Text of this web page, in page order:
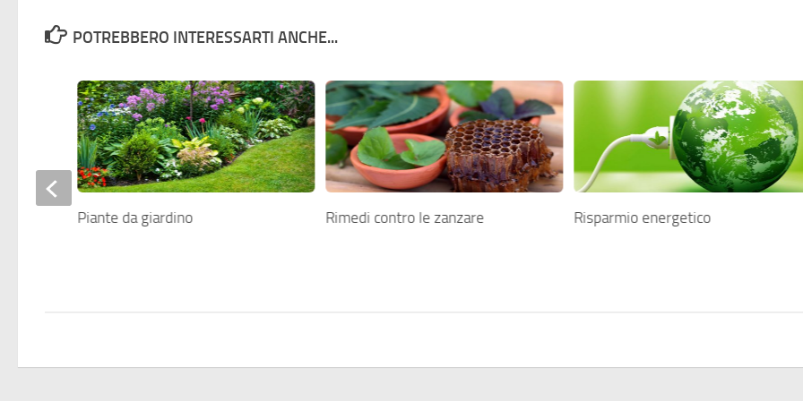
POTREBBERO INTERESSARTI ANCHE...
Rimedi contro le zanzare Risparmio energetico
Piante da giardino